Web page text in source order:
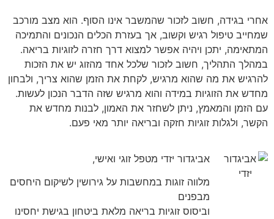
אחרי בגידה, חשוב לזכור שהמשבר אינו הסוף. הוא מצב מורכב
שמחייב טיפול רגיש וקשוב, אך בעזרת הכלים הנכונים והתמיכה
המתאימה, יתכן ויהיה אפשר למצוא דרך חזרה לזוגיות בריאה.
במהלך התהליך, חשוב לזכור שלכל אחד מהזוג יש את הזכות
להרגיש את מה שהוא מרגיש, לקחת את הזמן שהוא צריך, ולבחון
מחדש את הזוגיות במידה והוא מרגיש שזה הדבר הנכון לעשות.
עם הזמן והמאמץ, ניתן לשחזר את האמון, לבנות מחדש את
הקשר, ולגלות זוגיות חזקה ובריאה יותר מאי פעם.
אביגדור יזדי מטפל זוגי ואישי,
מלווה זוגות במחשבות על גירושין לשיקום היחסים
מבפנים
וביסוס זוגיות בריאה מלאת ביטחון בגישת יחסינו